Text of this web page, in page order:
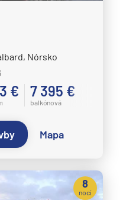
Nórsko
€ 7 395 €
balkónová
Mapa
8
nocí